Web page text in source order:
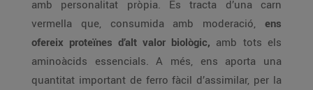
amb personalitat pròpia. Es tracta d’una carn
vermella que, consumida amb moderació, ens
ofereix proteïnes d’alt valor biològic, amb tots els
aminoàcids essencials. A més, ens aporta una
quantitat important de ferro fàcil d’assimilar, per la